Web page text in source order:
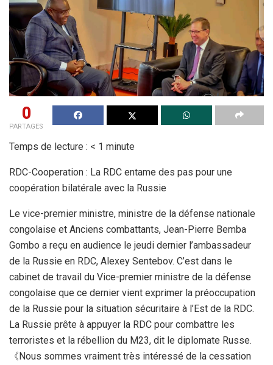
0
PARTAGES
Temps de lecture : < 1 minute
RDC-Cooperation : La RDC entame des pas pour une
coopération bilatérale avec la Russie
Le vice-premier ministre, ministre de la défense nationale
congolaise et Anciens combattants, Jean-Pierre Bemba
Gombo a reçu en audience le jeudi dernier l’ambassadeur
de la Russie en RDC, Alexey Sentebov. C’est dans le
cabinet de travail du Vice-premier ministre de la défense
congolaise que ce dernier vient exprimer la préoccupation
de la Russie pour la situation sécuritaire à l’Est de la RDC.
La Russie prête à appuyer la RDC pour combattre les
terroristes et la rébellion du M23, dit le diplomate Russe.
《Nous sommes vraiment très intéressé de la cessation